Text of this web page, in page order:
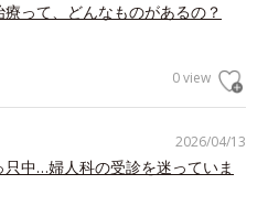
って、どんなものがあるの？
0 view
2026/04/13
只中…婦人科の受診を迷っていま